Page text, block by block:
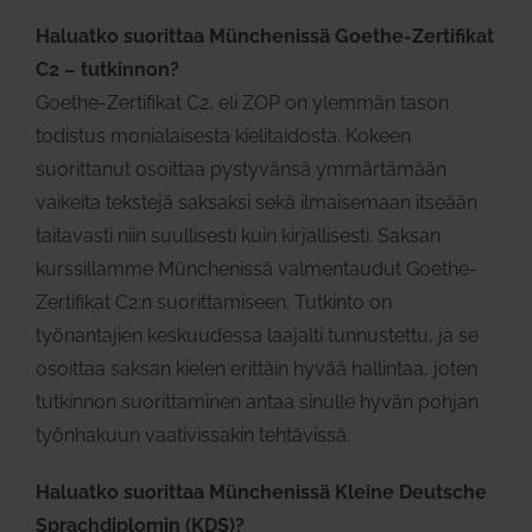
Haluatko suorittaa Münchenissä Goethe-Zertifikat
C2 – tutkinnon?
Goethe-Zertifikat C2, eli ZOP on ylemmän tason
todistus monialaisesta kielitaidosta. Kokeen
suorittanut osoittaa pystyvänsä ymmärtämään
vaikeita tekstejä saksaksi sekä ilmaisemaan itseään
taitavasti niin suullisesti kuin kirjallisesti. Saksan
kurssillamme Münchenissä valmentaudut Goethe-
Zertifikat C2:n suorittamiseen. Tutkinto on
työnantajien keskuudessa laajalti tunnustettu, ja se
osoittaa saksan kielen erittäin hyvää hallintaa, joten
tutkinnon suorittaminen antaa sinulle hyvän pohjan
työnhakuun vaativissakin tehtävissä.
Haluatko suorittaa Münchenissä Kleine Deutsche
Sprachdiplomin (KDS)?